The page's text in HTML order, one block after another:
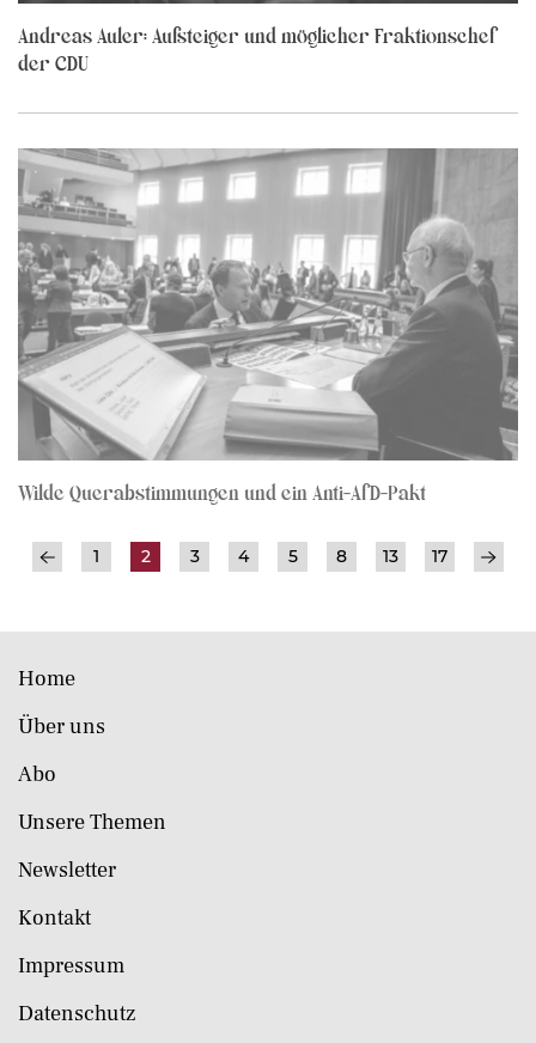
Andreas Auler: Aufsteiger und möglicher Fraktionschef
der CDU
Wilde Querabstimmungen und ein Anti-AfD-Pakt
1 2 3 4 5 8 13 17
Home
Über uns
Abo
Unsere Themen
Newsletter
Kontakt
Impressum
Datenschutz